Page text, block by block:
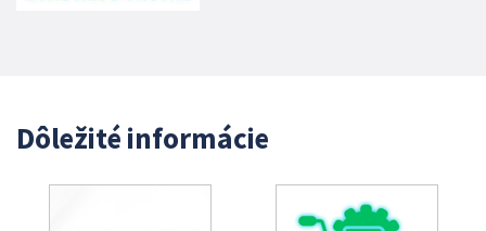
Dôležité informácie